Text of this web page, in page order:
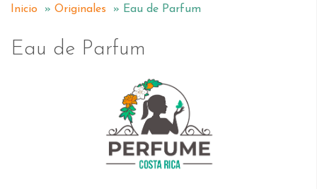
Inicio » Originales » Eau de Parfum
Eau de Parfum